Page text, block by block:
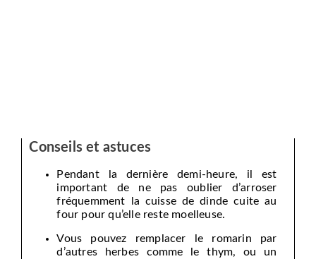
Conseils et astuces
Pendant la dernière demi-heure, il est
important de ne pas oublier d’arroser
fréquemment la cuisse de dinde cuite au
four pour qu’elle reste moelleuse.
Vous pouvez remplacer le romarin par
d’autres herbes comme le thym, ou un